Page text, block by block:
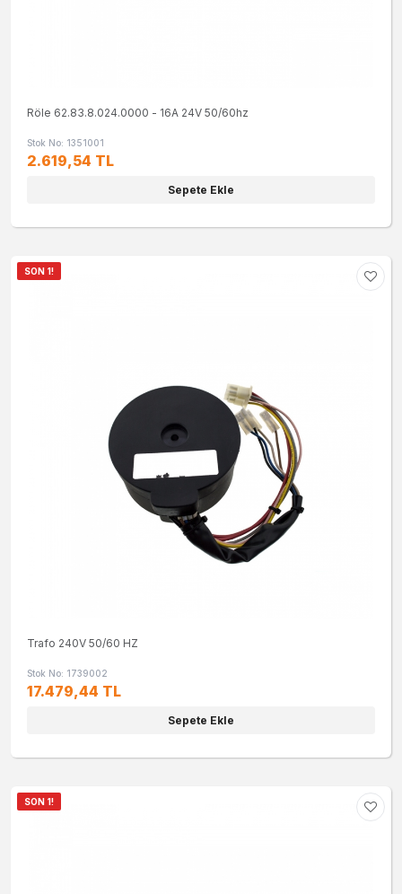
Röle 62.83.8.024.0000 - 16A 24V 50/60hz
Stok No: 1351001
2.619,54 TL
Sepete Ekle
SON 1!
Trafo 240V 50/60 HZ
Stok No: 1739002
17.479,44 TL
Sepete Ekle
SON 1!